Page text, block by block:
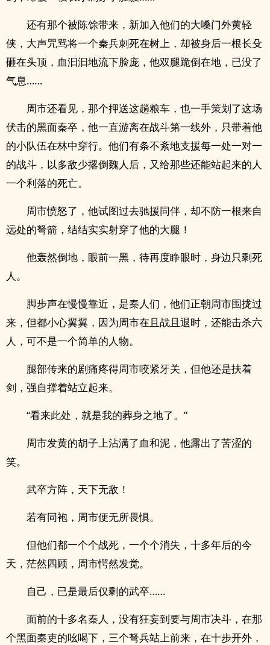
还有那个被陈馀带来，新加入他们的大嗓门外黄轻
侠，大声咒骂将一个秦兵刺死在树上，却被身后一根长殳
砸在头顶，血汩汩地流下脸庞，他双腿跪倒在地，已没了
气息……
周市还看见，那个押送这趟粮车，也一手策划了这场
伏击的黑面秦卒，他一直游离在战斗第一线外，只带着他
的小队伍在林中穿行。他们有条不紊地支援每一处一对一
的战斗，以多敌少撂倒魏人后，又给那些还能站起来的人
一个利落的死亡。
周市愤怒了，他试图过去驰援同伴，却不防一根来自
远处的弩箭，结结实实射穿了他的大腿！
他轰然倒地，眼前一黑，待再度睁眼时，身边只剩死
人。
脚步声在慢慢靠近，是秦人们，他们正朝周市围拢过
来，但都小心翼翼，因为周市在且战且退时，还能击杀六
人，可不是一个简单的人物。
腿部传来的剧痛疼得周市咬紧牙关，但他还是扶着
剑，强自撑着站立起来。
“看来此处，就是我的葬身之地了。”
周市发黄的胡子上沾满了血和泥，他露出了苦涩的
笑。
武卒方阵，天下无敌！
若有同袍，周市便无所畏惧。
但他们都一个个战死，一个个消失，十多年后的今
天，茫然四顾，周市愕然发觉。
自己，已是最后仅剩的武卒……
面前的十多名秦人，没有狂妄到要与周市决斗，在那
个黑面秦吏的吆喝下，三个弩兵站上前来，在十步开外，